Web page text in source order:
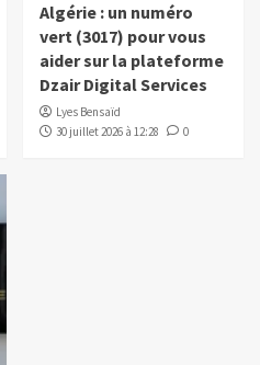
Algérie : un numéro
vert (3017) pour vous
aider sur la plateforme
Dzair Digital Services
Lyes Bensaïd
30 juillet 2026 à 12:28
0